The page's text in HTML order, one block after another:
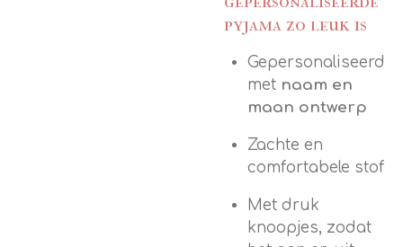
pyjama zo leuk is
Gepersonaliseerd
met naam en
maan ontwerp
Zachte en
comfortabele stof
Met druk
knoopjes, zodat